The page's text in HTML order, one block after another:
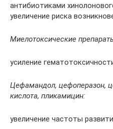
антибиотиками
увеличение риска
Миелотоксические
усиление
Цефамандол, цефоперазон,
кислота, пликамицин:
увеличение частоты